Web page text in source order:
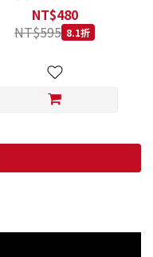
羊肉藍莓 小顆粒 800G
NT$480
NT$595 8.1折